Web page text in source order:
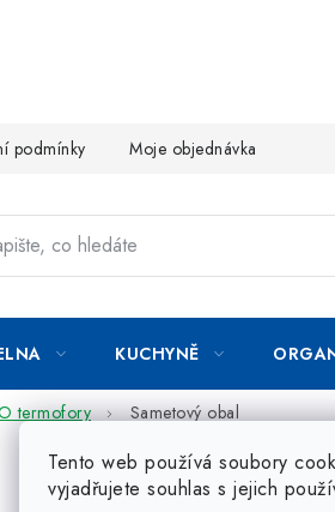
Tento web používá soubory
vyjadřujete souhlas s jejich
podmínky Moje objednávka
KUCHYNĚ
termofory Sametový obal